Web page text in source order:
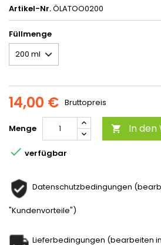
Artikel-Nr.ÖLATOO0200
Füllmenge
14,00 € Bruttopreis
Menge  In den
 verfügbar
Datenschutzbedingungen
"Kundenvorteile")
Lieferbedingungen (bearbeiten